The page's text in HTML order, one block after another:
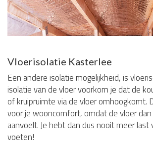
Vloerisolatie Kasterlee
Een andere isolatie mogelijkheid, is
isolatie van de vloer voorkom je dat de
of kruipruimte via de vloer omhoogkomt.
voor je wooncomfort, omdat de vloer
aanvoelt. Je hebt dan dus nooit meer last
voeten!